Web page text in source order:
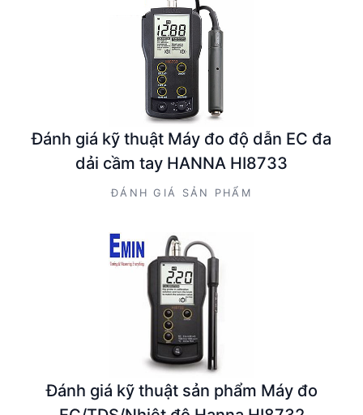
Đánh giá kỹ thuật Máy đo độ dẫn EC đa
dải cầm tay HANNA HI8733
ĐÁNH GIÁ SẢN PHẨM
Đánh giá kỹ thuật sản phẩm Máy đo